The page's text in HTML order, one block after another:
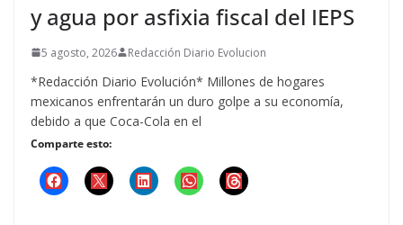
y agua por asfixia fiscal del IEPS
5 agosto, 2026 Redacción Diario Evolucion
*Redacción Diario Evolución* Millones de hogares
mexicanos enfrentarán un duro golpe a su economía,
debido a que Coca-Cola en el
Comparte esto: